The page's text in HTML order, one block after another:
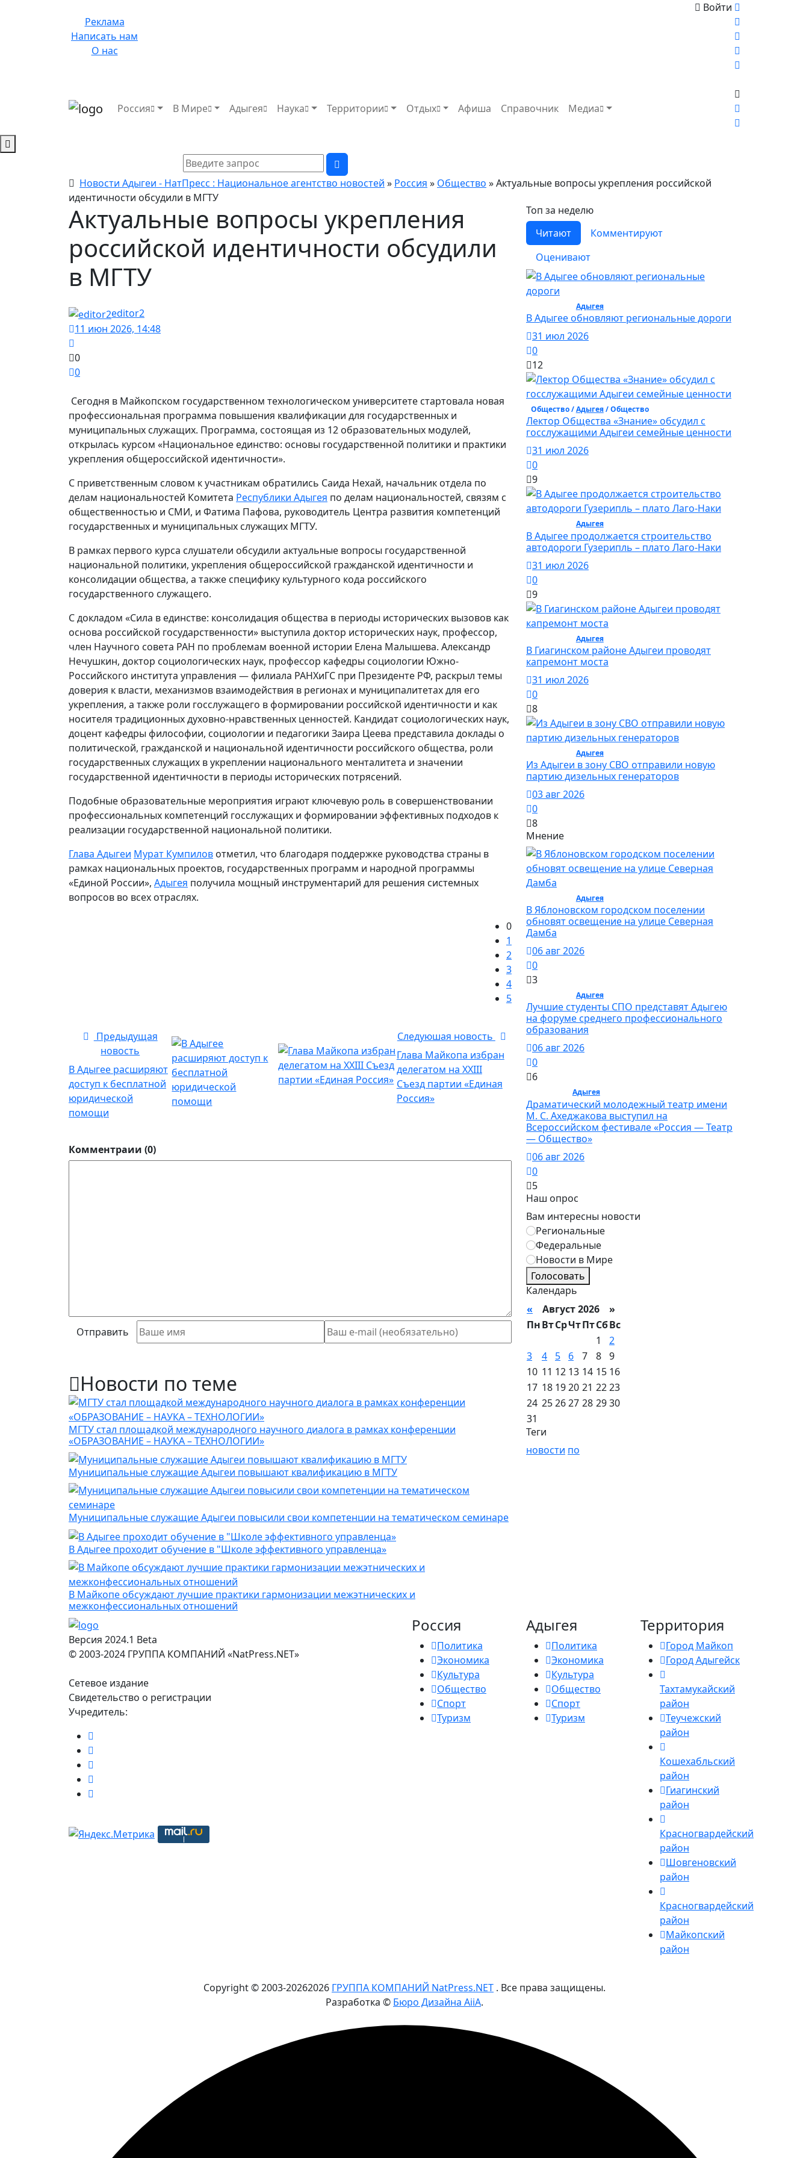
Реклама
Написать нам
О нас
Войти
Россия В Мире Адыгея Наука Территории Отдых Афиша Справочник Медиа
Новости Адыгеи - НатПресс : Национальное агентство новостей » Россия » Общество » Актуальные вопросы укрепления российской
идентичности обсудили в МГТУ
Актуальные вопросы укрепления
российской идентичности обсудили
в МГТУ
editor2
11 июн 2026, 14:48
0
0
Сегодня в Майкопском государственном технологическом университете стартовала новая
профессиональная программа повышения квалификации для государственных и
муниципальных служащих. Программа, состоящая из 12 образовательных модулей,
открылась курсом «Национальное единство: основы государственной политики и практики
укрепления общероссийской идентичности».
С приветственным словом к участникам обратились Саида Нехай, начальник отдела по
делам национальностей Комитета Республики Адыгея по делам национальностей, связям с
общественностью и СМИ, и Фатима Пафова, руководитель Центра развития компетенций
государственных и муниципальных служащих МГТУ.
В рамках первого курса слушатели обсудили актуальные вопросы государственной
национальной политики, укрепления общероссийской гражданской идентичности и
консолидации общества, а также специфику культурного кода российского
государственного служащего.
С докладом «Сила в единстве: консолидация общества в периоды исторических вызовов как
основа российской государственности» выступила доктор исторических наук, профессор,
член Научного совета РАН по проблемам военной истории Елена Малышева. Александр
Нечушкин, доктор социологических наук, профессор кафедры социологии Южно-
Российского института управления — филиала РАНХиГС при Президенте РФ, раскрыл темы
доверия к власти, механизмов взаимодействия в регионах и муниципалитетах для его
укрепления, а также роли госслужащего в формировании российской идентичности и как
носителя традиционных духовно-нравственных ценностей. Кандидат социологических наук,
доцент кафедры философии, социологии и педагогики Заира Цеева представила доклады о
политической, гражданской и национальной идентичности российского общества, роли
государственных служащих в укреплении национального менталитета и значении
государственной идентичности в периоды исторических потрясений.
Подобные образовательные мероприятия играют ключевую роль в совершенствовании
профессиональных компетенций госслужащих и формировании эффективных подходов к
реализации государственной национальной политики.
Глава Адыгеи Мурат Кумпилов отметил, что благодаря поддержке руководства страны в
рамках национальных проектов, государственных программ и народной программы
«Единой России», Адыгея получила мощный инструментарий для решения системных
вопросов во всех отраслях.
0
1
2
3
4
5
Предыдущая
новость
В Адыгее расширяют
доступ к бесплатной
юридической
помощи
Следуюшая новость
Глава Майкопа избран
делегатом на XXIII
Съезд партии «Единая
Россия»
Комментраии (0)
Отправить
Новости по теме
МГТУ стал площадкой международного научного диалога в рамках конференции
«ОБРАЗОВАНИЕ – НАУКА – ТЕХНОЛОГИИ»
Муниципальные служащие Адыгеи повышают квалификацию в МГТУ
Муниципальные служащие Адыгеи повысили свои компетенции на тематическом семинаре
В Адыгее проходит обучение в "Школе эффективного управленца»
В Майкопе обсуждают лучшие практики гармонизации межэтнических и
межконфессиональных отношений
Топ за неделю
Читают
Комментируют
Оценивают
Адыгея/ Общество
В Адыгее обновляют региональные дороги
31 июл 2026
0
12
Общество /Адыгея/ Общество
Лектор Общества «Знание» обсудил с
госслужащими Адыгеи семейные ценности
31 июл 2026
0
9
Адыгея/ Общество
В Адыгее продолжается строительство
автодороги Гузерипль – плато Лаго-Наки
31 июл 2026
0
9
Адыгея/ Общество
В Гиагинском районе Адыгеи проводят
капремонт моста
31 июл 2026
0
8
Адыгея/ Общество
Из Адыгеи в зону СВО отправили новую
партию дизельных генераторов
03 авг 2026
0
8
Мнение
Адыгея/ Общество
В Яблоновском городском поселении
обновят освещение на улице Северная
Дамба
06 авг 2026
0
3
Адыгея/ Общество
Лучшие студенты СПО представят Адыгею
на форуме среднего профессионального
образования
06 авг 2026
0
6
Адыгея/ Культура
Драматический молодежный театр имени
М. С. Ахеджакова выступил на
Всероссийском фестивале «Россия — Театр
— Общество»
06 авг 2026
0
5
Наш опрос
Вам интересны новости
Региональные
Федеральные
Новости в Мире
Голосовать
Календарь
« Август 2026 »
ПнВтСрЧтПтСбВс
1
2
3
4 5 6 7 8 9
10 11 12 13 14 15 16
17 18 1920 21 2223
24 252627 28 2930
31
Теги
новости по
Версия 2024.1 Beta
© 2003-2024 ГРУППА КОМПАНИЙ «NatPress.NET»
Сетевое издание
Свидетельство о регистрации
Учредитель:
Россия
Политика
Экономика
Культура
Общество
Спорт
Туризм
Адыгея
Политика
Экономика
Культура
Общество
Спорт
Туризм
Территория
Город Майкоп
Город Адыгейск
Тахтамукайский
район
Теучежский
район
Кошехабльский
район
Гиагинский
район
Красногвардейский
район
Шовгеновский
район
Красногвардейский
район
Майкопский
район
Copyright © 2003-20262026 ГРУППА КОМПАНИЙ NatPress.NET . Все права защищены.
Разработка © Бюро Дизайна AiiA.